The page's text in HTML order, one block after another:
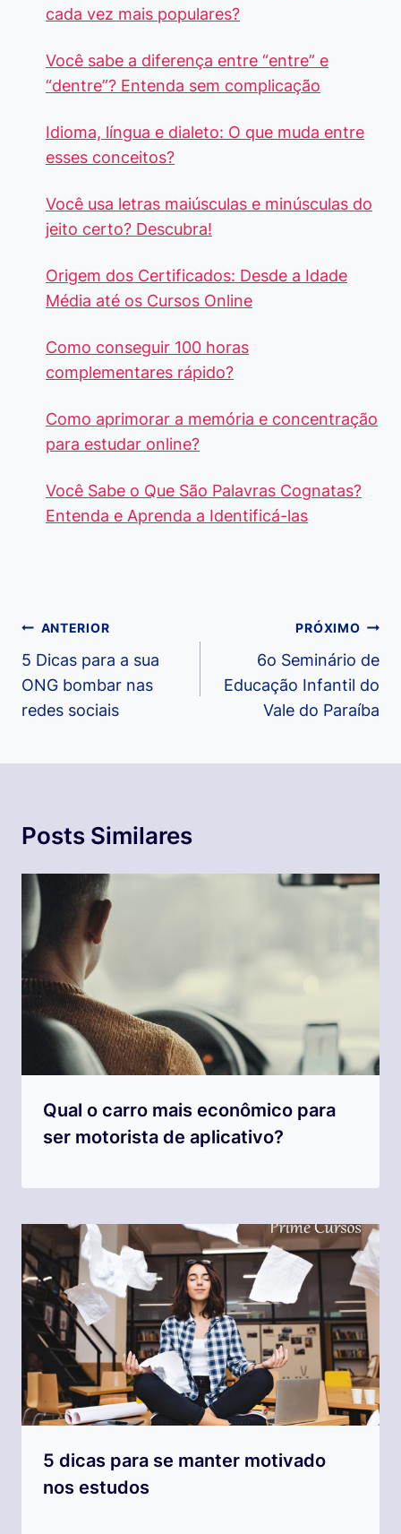
cada vez mais populares?
Você sabe a diferença entre “entre” e
“dentre”? Entenda sem complicação
Idioma, língua e dialeto: O que muda entre
esses conceitos?
Você usa letras maiúsculas e minúsculas do
jeito certo? Descubra!
Origem dos Certificados: Desde a Idade
Média até os Cursos Online
Como conseguir 100 horas
complementares rápido?
Como aprimorar a memória e concentração
para estudar online?
Você Sabe o Que São Palavras Cognatas?
Entenda e Aprenda a Identificá-las
Navegação
de
Post
ANTERIOR
5 Dicas para a sua
ONG bombar nas
redes sociais
PRÓXIMO
6o Seminário de
Educação Infantil do
Vale do Paraíba
Posts Similares
Qual o carro mais econômico para
ser motorista de aplicativo?
5 dicas para se manter motivado
nos estudos